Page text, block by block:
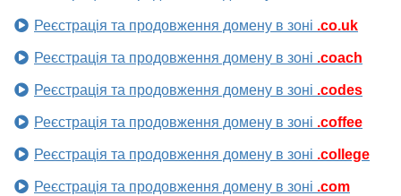
Реєстрація та продовження домену в зоні .co.uk
Реєстрація та продовження домену в зоні .coach
Реєстрація та продовження домену в зоні .codes
Реєстрація та продовження домену в зоні .coffee
Реєстрація та продовження домену в зоні .college
Реєстрація та продовження домену в зоні .com